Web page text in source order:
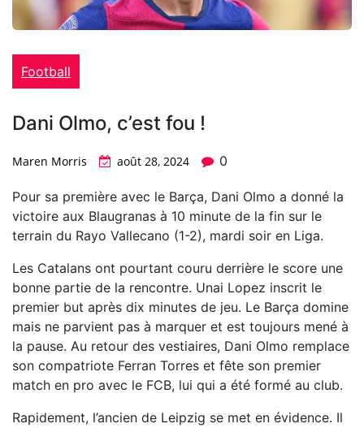
Football
Dani Olmo, c’est fou !
Maren Morris août 28, 2024 0
Pour sa première avec le Barça, Dani Olmo a donné la
victoire aux Blaugranas à 10 minute de la fin sur le
terrain du Rayo Vallecano (1-2), mardi soir en Liga.
Les Catalans ont pourtant couru derrière le score une
bonne partie de la rencontre. Unai Lopez inscrit le
premier but après dix minutes de jeu. Le Barça domine
mais ne parvient pas à marquer et est toujours mené à
la pause. Au retour des vestiaires, Dani Olmo remplace
son compatriote Ferran Torres et fête son premier
match en pro avec le FCB, lui qui a été formé au club.
Rapidement, l’ancien de Leipzig se met en évidence. Il